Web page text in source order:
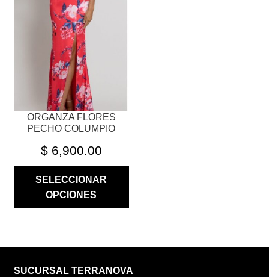
ORGANZA FLORES
PECHO COLUMPIO
$6,900.00
SELECCIONAR
OPCIONES
OPCIONES
PUEDEN
PÁGINA
SUCURSAL TERRANOVA